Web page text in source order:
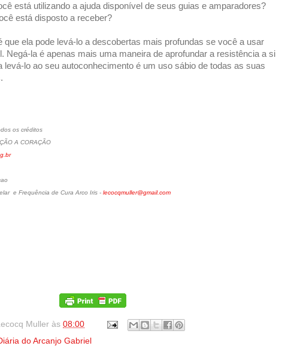
está utilizando a ajuda disponível de seus guias e amparadores?
está disposto a receber?
que ela pode levá-lo a descobertas mais profundas se você a usar
Negá-la é apenas mais uma maneira de aprofundar a resistência a si
levá-lo ao seu autoconhecimento é um uso sábio de todas as suas
os créditos
A CORAÇÃO
e Frequência de Cura Arco Iris - lecocqmuller@gmail.com
Muller às 08:00
do Arcanjo Gabriel